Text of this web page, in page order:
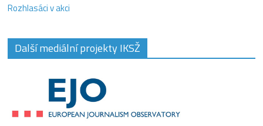
Rozhlasáci v akci
Další mediální projekty IKSŽ